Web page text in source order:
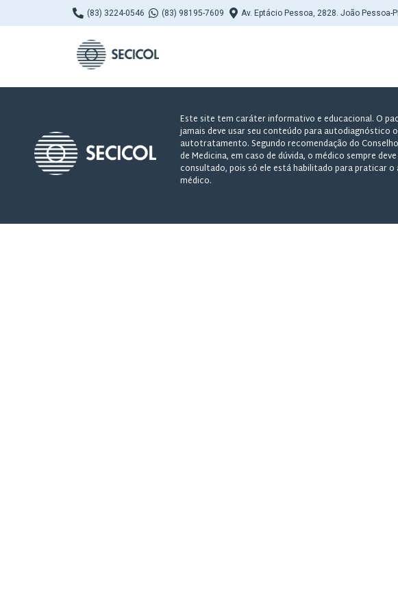
(83) 3224-0546 (83) 98195-7609 Av. Eptácio Pessoa, 2828. João Pessoa-
Este site tem caráter informativo e educacional. O
jamais deve usar seu conteúdo para autodiagnóstico
autotratamento. Segundo recomendação do
de Medicina, em caso de dúvida, o médico sempre
consultado, pois só ele está habilitado para praticar o
médico.